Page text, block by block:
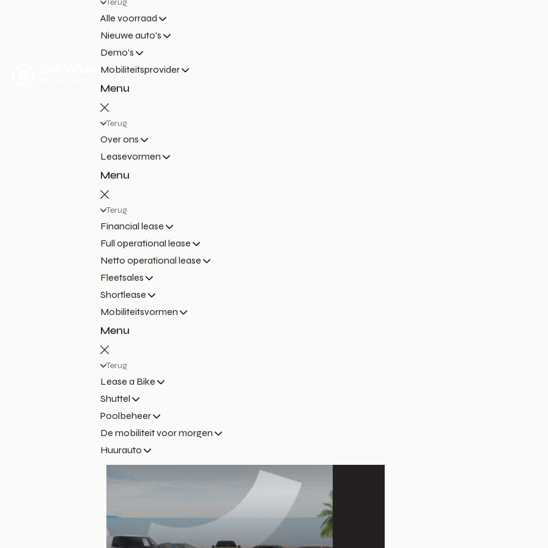
Terug
Alle voorraad
Nieuwe auto's
Demo's
Mobiliteitsprovider
Menu
Terug
Over ons
Leasevormen
Menu
Terug
Financial lease
Full operational lease
Netto operational lease
Fleetsales
Shortlease
Mobiliteitsvormen
Menu
Terug
Lease a Bike
Shuttel
Poolbeheer
De mobiliteit voor morgen
Huurauto